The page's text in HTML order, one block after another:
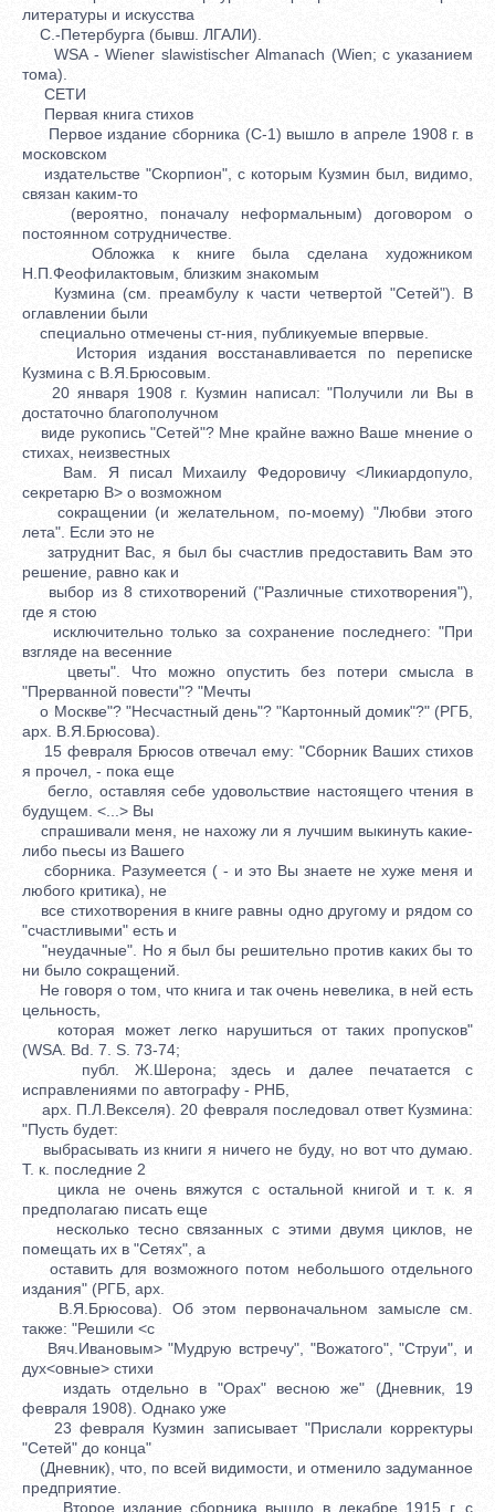
литературы и искусства
С.-Петербурга (бывш. ЛГАЛИ).
WSA - Wiener slawistischer Almanach (Wien; с указанием
тома).
СЕТИ
Первая книга стихов
Первое издание сборника (С-1) вышло в апреле 1908 г. в
московском
издательстве "Скорпион", с которым Кузмин был, видимо,
связан каким-то
(вероятно, поначалу неформальным) договором о
постоянном сотрудничестве.
Обложка к книге была сделана художником
Н.П.Феофилактовым, близким знакомым
Кузмина (см. преамбулу к части четвертой "Сетей"). В
оглавлении были
специально отмечены ст-ния, публикуемые впервые.
История издания восстанавливается по переписке
Кузмина с В.Я.Брюсовым.
20 января 1908 г. Кузмин написал: "Получили ли Вы в
достаточно благополучном
виде рукопись "Сетей"? Мне крайне важно Ваше мнение о
стихах, неизвестных
Вам. Я писал Михаилу Федоровичу <Ликиардопуло,
секретарю В> о возможном
сокращении (и желательном, по-моему) "Любви этого
лета". Если это не
затруднит Вас, я был бы счастлив предоставить Вам это
решение, равно как и
выбор из 8 стихотворений ("Различные стихотворения"),
где я стою
исключительно только за сохранение последнего: "При
взгляде на весенние
цветы". Что можно опустить без потери смысла в
"Прерванной повести"? "Мечты
о Москве"? "Несчастный день"? "Картонный домик"?" (РГБ,
арх. В.Я.Брюсова).
15 февраля Брюсов отвечал ему: "Сборник Ваших стихов
я прочел, - пока еще
бегло, оставляя себе удовольствие настоящего чтения в
будущем. <...> Вы
спрашивали меня, не нахожу ли я лучшим выкинуть какие-
либо пьесы из Вашего
сборника. Разумеется ( - и это Вы знаете не хуже меня и
любого критика), не
все стихотворения в книге равны одно другому и рядом со
"счастливыми" есть и
"неудачные". Но я был бы решительно против каких бы то
ни было сокращений.
Не говоря о том, что книга и так очень невелика, в ней есть
цельность,
которая может легко нарушиться от таких пропусков"
(WSA. Bd. 7. S. 73-74;
публ. Ж.Шерона; здесь и далее печатается с
исправлениями по автографу - РНБ,
арх. П.Л.Векселя). 20 февраля последовал ответ Кузмина:
"Пусть будет:
выбрасывать из книги я ничего не буду, но вот что думаю.
Т. к. последние 2
цикла не очень вяжутся с остальной книгой и т. к. я
предполагаю писать еще
несколько тесно связанных с этими двумя циклов, не
помещать их в "Сетях", а
оставить для возможного потом небольшого отдельного
издания" (РГБ, арх.
В.Я.Брюсова). Об этом первоначальном замысле см.
также: "Решили <с
Вяч.Ивановым> "Мудрую встречу", "Вожатого", "Струи", и
дух<овные> стихи
издать отдельно в "Орах" весною же" (Дневник, 19
февраля 1908). Однако уже
23 февраля Кузмин записывает "Прислали корректуры
"Сетей" до конца"
(Дневник), что, по всей видимости, и отменило задуманное
предприятие.
Второе издание сборника вышло в декабре 1915 г. с